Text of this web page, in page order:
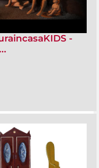
-